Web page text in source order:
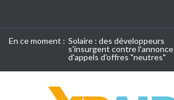
En ce moment : Solaire : des développeurs
s'insurgent contre l'annonce
d'appels d'offres "neutres"